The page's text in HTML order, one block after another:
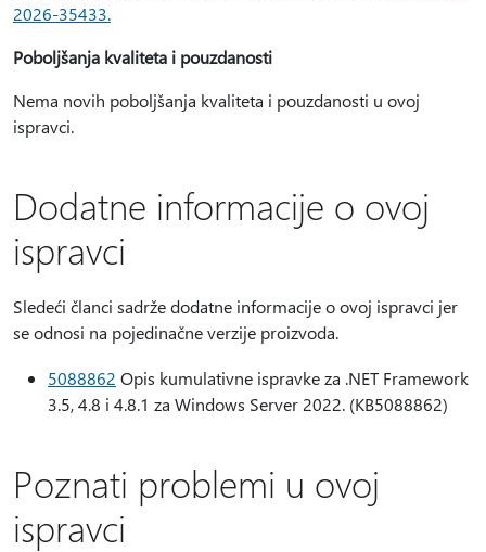
2026-35433.
Poboljšanja kvaliteta i pouzdanosti
Nema novih poboljšanja kvaliteta i pouzdanosti u ovoj
ispravci.
Dodatne informacije o ovoj
ispravci
Sledeći članci sadrže dodatne informacije o ovoj ispravci jer
se odnosi na pojedinačne verzije proizvoda.
5088862 Opis kumulativne ispravke za .NET Framework
3.5, 4.8 i 4.8.1 za Windows Server 2022. (KB5088862)
Poznati problemi u ovoj
ispravci